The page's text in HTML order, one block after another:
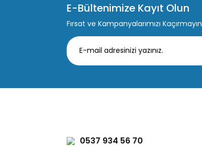
E-Bültenimize Kayıt Olun
Fırsat ve Kampanyalarımızı Kaçırmayın
0537 934 56 70